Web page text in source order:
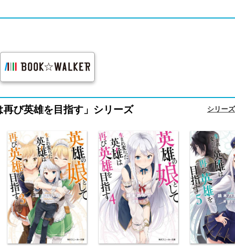
再び英雄を目指す」シリーズ シリー